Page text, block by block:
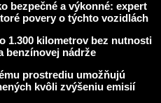
bezpečné a výkonné: expert
povery o týchto vozidlách
1.300 kilometrov bez nutnosti
benzínovej nádrže
prostrediu umožňujú
kvôli zvýšeniu emisií